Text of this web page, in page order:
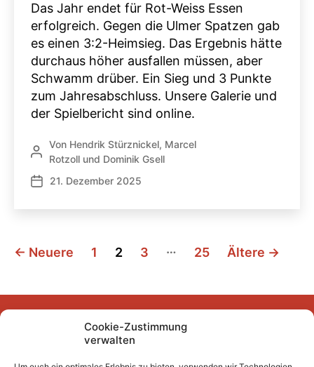
Cookie-Zustimmung
verwalten
Das Jahr endet für Rot-Weiss Essen
erfolgreich. Gegen die Ulmer Spatzen gab
es einen 3:2-Heimsieg. Das Ergebnis hätte
durchaus höher ausfallen müssen, aber
Schwamm drüber. Ein Sieg und 3 Punkte
zum Jahresabschluss. Unsere Galerie und
der Spielbericht sind online.
Beitragsautor
Von Hendrik Stürznickel, Marcel
Rotzoll und Dominik Gsell
Veröffentlichungsdatum
21. Dezember 2025
Seitennummerierung
Beiträge
← Neuere 1 2 3 … 25 Ältere →
FacebookInstagram
YouTubeMastodonBluesky